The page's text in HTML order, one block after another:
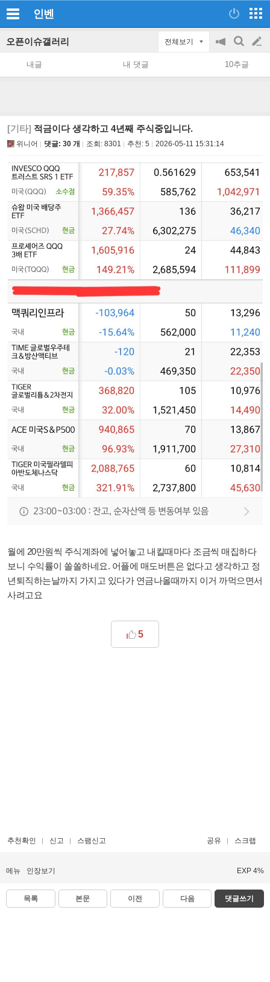
인벤
오픈이슈갤러리 전체보기
공
지
on/off
검
색
글
쓰
내글 내 댓글 10추글
[기타] 적금이다 생각하고 4년째 주식중입니다.
위니어 댓글: 30 개 조회: 8301 추천: 5 2026-05-11 15:31:14
월에 20만원씩 주식계좌에 넣어놓고 내킬때마다 조금씩 매집하다
보니 수익률이 쏠쏠하네요. 어플에 매도버튼은 없다고 생각하고 정
년퇴직하는날까지 가지고 있다가 연금나올때까지 이거 까먹으면서
사려고요
5
추천확인 신고 스팸신고 공유 스크랩
메뉴 인장보기 EXP 4%
목록 본문 이전 다음 댓글쓰기